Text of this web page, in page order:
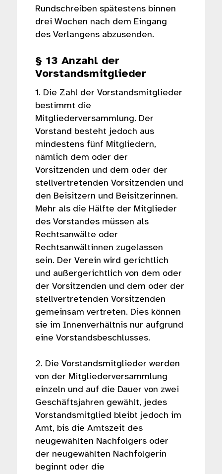
Rundschreiben spätestens binnen
drei Wochen nach dem Eingang
des Verlangens abzusenden.
§ 13 Anzahl der
Vorstandsmitglieder
1. Die Zahl der Vorstandsmitglieder
bestimmt die
Mitgliederversammlung. Der
Vorstand besteht jedoch aus
mindestens fünf Mitgliedern,
nämlich dem oder der
Vorsitzenden und dem oder der
stellvertretenden Vorsitzenden und
den Beisitzern und Beisitzerinnen.
Mehr als die Hälfte der Mitglieder
des Vorstandes müssen als
Rechtsanwälte oder
Rechtsanwältinnen zugelassen
sein. Der Verein wird gerichtlich
und außergerichtlich von dem oder
der Vorsitzenden und dem oder der
stellvertretenden Vorsitzenden
gemeinsam vertreten. Dies können
sie im Innenverhältnis nur aufgrund
eine Vorstandsbeschlusses.
2. Die Vorstandsmitglieder werden
von der Mitgliederversammlung
einzeln und auf die Dauer von zwei
Geschäftsjahren gewählt, jedes
Vorstandsmitglied bleibt jedoch im
Amt, bis die Amtszeit des
neugewählten Nachfolgers oder
der neugewählten Nachfolgerin
beginnt oder die